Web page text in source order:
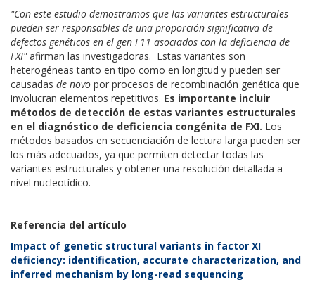
"Con este estudio demostramos que las variantes estructurales
pueden ser responsables de una proporción significativa de
defectos genéticos en el gen F11 asociados con la deficiencia de
FXI"afirman las investigadoras. Estas variantes son
heterogéneas tanto en tipo como en longitud y pueden ser
causadas de novo por procesos de recombinación genética que
involucran elementos repetitivos. Es importante incluir
métodos de detección de estas variantes estructurales
en el diagnóstico de deficiencia congénita de FXI. Los
métodos basados en secuenciación de lectura larga pueden ser
los más adecuados, ya que permiten detectar todas las
variantes estructurales y obtener una resolución detallada a
nivel nucleotídico.
Referencia del artículo
Impact of genetic structural variants in factor XI
deficiency: identification, accurate characterization, and
inferred mechanism by long-read sequencing